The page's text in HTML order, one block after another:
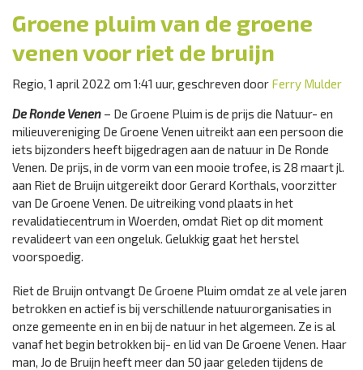
Groene pluim van de groene
venen voor riet de bruijn
Regio, 1 april 2022 om 1:41 uur, geschreven door Ferry Mulder
De Ronde Venen – De Groene Pluim is de prijs die Natuur- en
milieuvereniging De Groene Venen uitreikt aan een persoon die
iets bijzonders heeft bijgedragen aan de natuur in De Ronde
Venen. De prijs, in de vorm van een mooie trofee, is 28 maart jl.
aan Riet de Bruijn uitgereikt door Gerard Korthals, voorzitter
van De Groene Venen. De uitreiking vond plaats in het
revalidatiecentrum in Woerden, omdat Riet op dit moment
revalideert van een ongeluk. Gelukkig gaat het herstel
voorspoedig.
Riet de Bruijn ontvangt De Groene Pluim omdat ze al vele jaren
betrokken en actief is bij verschillende natuurorganisaties in
onze gemeente en in en bij de natuur in het algemeen. Ze is al
vanaf het begin betrokken bij- en lid van De Groene Venen. Haar
man, Jo de Bruijn heeft meer dan 50 jaar geleden tijdens de